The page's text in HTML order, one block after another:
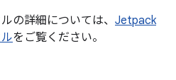
の詳細については、 Jetpack
をご覧ください。